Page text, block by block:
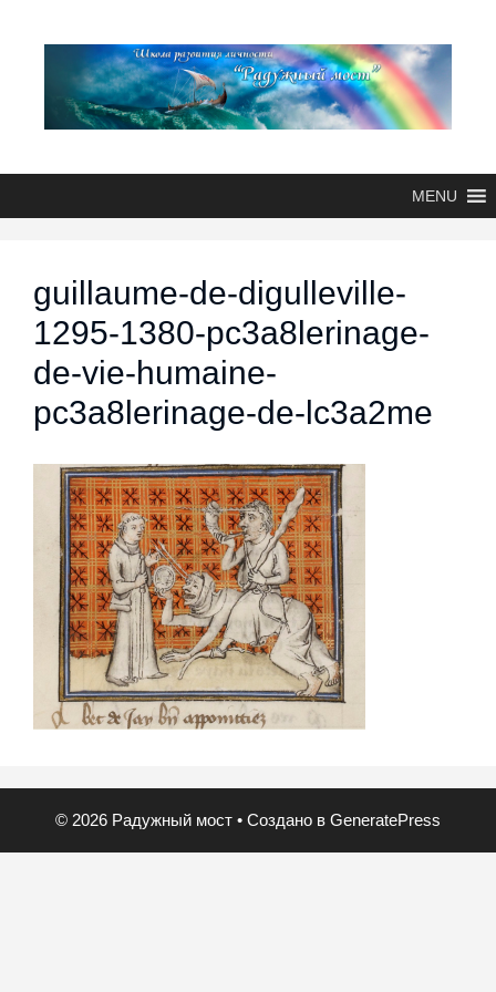
MENU
guillaume-de-digulleville-
1295-1380-pc3a8lerinage-
de-vie-humaine-
pc3a8lerinage-de-lc3a2me
© 2026 Радужный мост • Создано в GeneratePress